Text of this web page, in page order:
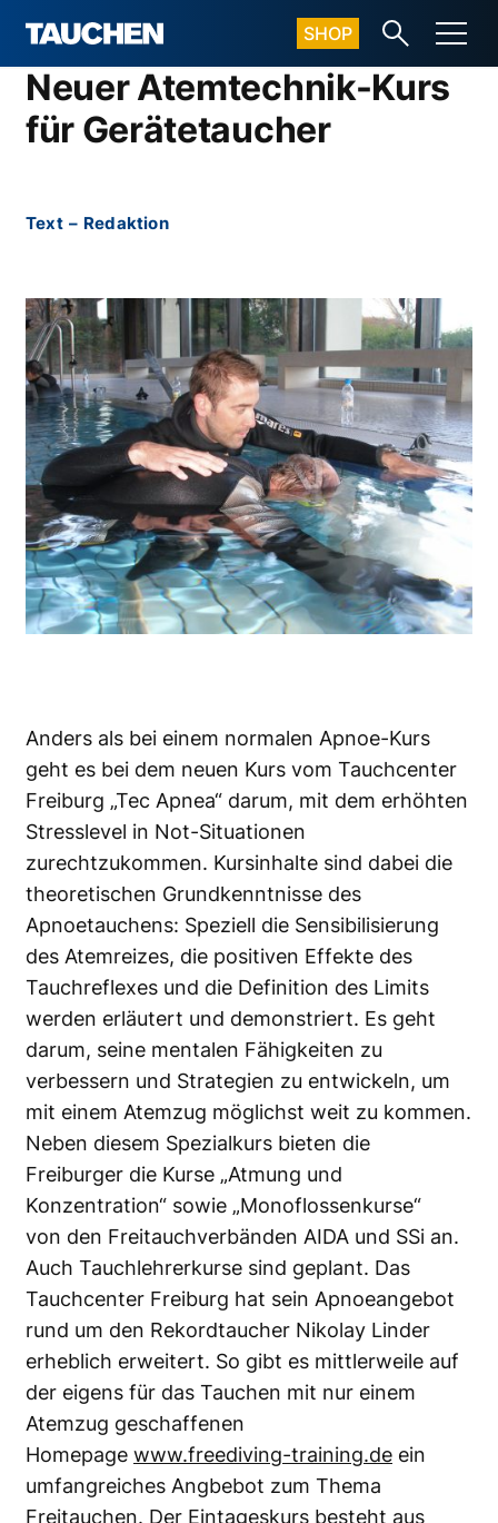
SHOP
Neuer Atemtechnik-Kurs
für Gerätetaucher
Text – Redaktion
Anders als bei einem normalen Apnoe-Kurs
geht es bei dem neuen Kurs vom Tauchcenter
Freiburg „Tec Apnea“ darum, mit dem erhöhten
Stresslevel in Not-Situationen
zurechtzukommen. Kursinhalte sind dabei die
theoretischen Grundkenntnisse des
Apnoetauchens: Speziell die Sensibilisierung
des Atemreizes, die positiven Effekte des
Tauchreflexes und die Definition des Limits
werden erläutert und demonstriert. Es geht
darum, seine mentalen Fähigkeiten zu
verbessern und Strategien zu entwickeln, um
mit einem Atemzug möglichst weit zu kommen.
Neben diesem Spezialkurs bieten die
Freiburger die Kurse „Atmung und
Konzentration“ sowie „Monoflossenkurse“
von den Freitauchverbänden AIDA und SSi an.
Auch Tauchlehrerkurse sind geplant. Das
Tauchcenter Freiburg hat sein Apnoeangebot
rund um den Rekordtaucher Nikolay Linder
erheblich erweitert. So gibt es mittlerweile auf
der eigens für das Tauchen mit nur einem
Atemzug geschaffenen
Homepage www.freediving-training.de ein
umfangreiches Angbebot zum Thema
Freitauchen. Der Eintageskurs besteht aus